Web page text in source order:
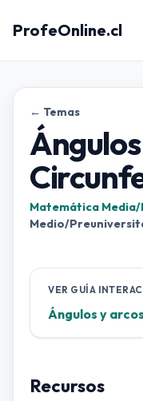
ProfeOnline.cl
← Temas
Matemática
Medio/
VER GUÍA
Ángulos y
Recursos